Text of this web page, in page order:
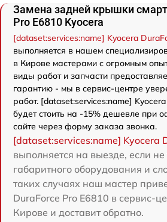
Замена задней крышки
Pro E6810 Kyocera
[dataset:services:name] Kyocera
выполняется в нашем
в Кирове мастерами с огромным
виды работ и запчасти
гарантию - мы в сервис-центре
работ. [dataset:services:name]
будет стоить на -15% дешевле при
сайте через форму заказа звонка.
[dataset:services:name] Kyocera
выполняется на выезде, если не
габаритного оборудования и
таких случаях наш мастер
DuraForce Pro E6810 в сервис-
Кирове и доставит обратно.